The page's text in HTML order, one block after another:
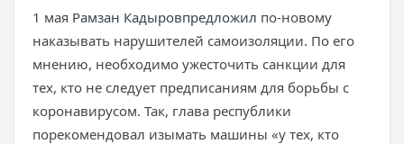
1 мая Рамзан Кадыровпредложил по-новому
наказывать нарушителей самоизоляции. По его
мнению, необходимо ужесточить санкции для
тех, кто не следует предписаниям для борьбы с
коронавирусом. Так, глава республики
порекомендовал изымать машины «у тех, кто